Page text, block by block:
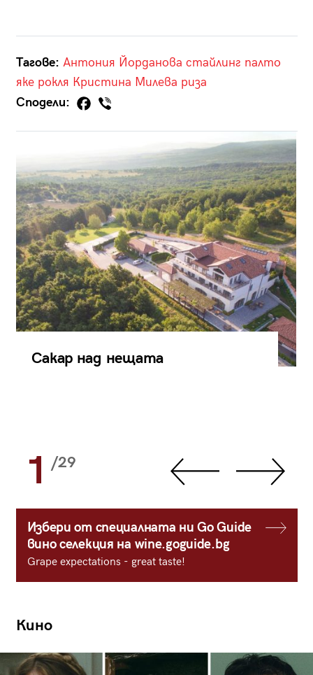
Тагове: Антония Йорданова стайлинг палто
яке рокля Кристина Милева риза
Сподели:
Сакар над нещата
1 /29
Избери от специалната ни Go Guide
вино селекция на wine.goguide.bg
Grape expectations - great taste!
Кино